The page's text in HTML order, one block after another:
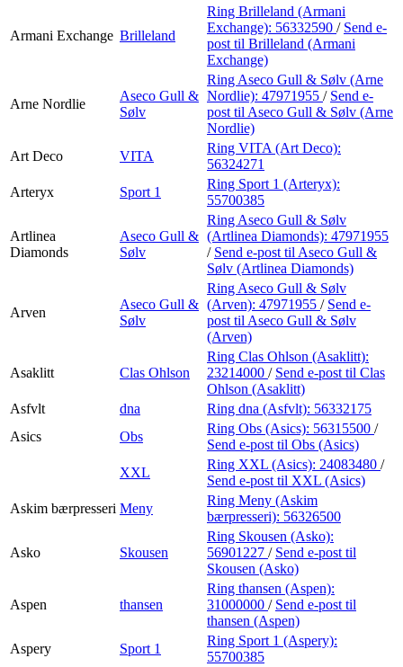
Armani Exchange Brilleland
Ring Brilleland (Armani
Exchange): 56332590 / Send e-
post til Brilleland (Armani
Exchange)
Arne Nordlie
Aseco Gull &
Sølv
Ring Aseco Gull & Sølv (Arne
Nordlie): 47971955 / Send e-
post til Aseco Gull & Sølv (Arne
Nordlie)
Art Deco
VITA
Ring VITA (Art Deco):
56324271
Arteryx
Sport 1
Ring Sport 1 (Arteryx):
55700385
Artlinea
Diamonds
Aseco Gull &
Sølv
Ring Aseco Gull & Sølv
(Artlinea Diamonds): 47971955
/ Send e-post til Aseco Gull &
Sølv (Artlinea Diamonds)
Arven
Aseco Gull &
Sølv
Ring Aseco Gull & Sølv
(Arven): 47971955 / Send e-
post til Aseco Gull & Sølv
(Arven)
Asaklitt Clas Ohlson
Ring Clas Ohlson (Asaklitt):
23214000 / Send e-post til Clas
Ohlson (Asaklitt)
Asfvlt
dna Ring dna (Asfvlt): 56332175
Asics
Obs
Ring Obs (Asics): 56315500 /
Send e-post til Obs (Asics)
XXL
Ring XXL (Asics): 24083480 /
Send e-post til XXL (Asics)
Askim bærpresseri Meny
Ring Meny (Askim
bærpresseri): 56326500
Asko Skousen
Ring Skousen (Asko):
56901227 / Send e-post til
Skousen (Asko)
Aspen thansen
Ring thansen (Aspen):
31000000 / Send e-post til
thansen (Aspen)
Aspery
Sport 1
Ring Sport 1 (Aspery):
55700385